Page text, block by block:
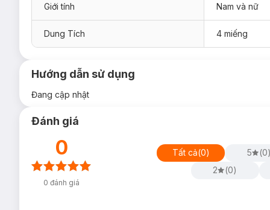
Giới tính Nam và nữ
Dung Tích 4 miếng
Hướng dẫn sử dụng
Đang cập nhật
Đánh giá
0
0 đánh giá
Tất cả(0) 5 (0
2
(0)